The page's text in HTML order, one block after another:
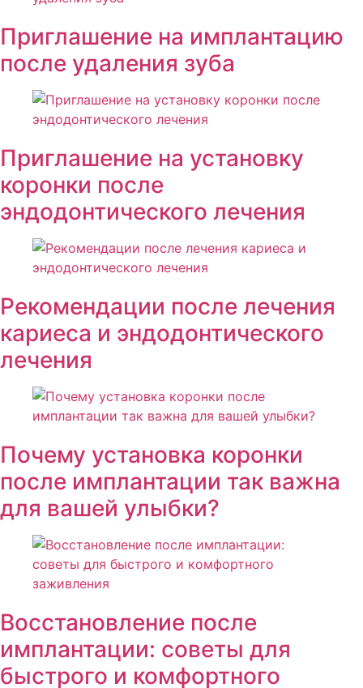
Приглашение на имплантацию
после удаления зуба
Приглашение на установку
коронки после
эндодонтического лечения
Рекомендации после лечения
кариеса и эндодонтического
лечения
Почему установка коронки
после имплантации так важна
для вашей улыбки?
Восстановление после
имплантации: советы для
быстрого и комфортного